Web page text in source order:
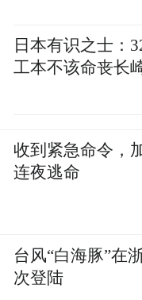
活动当天，岚
路”行驶路线及
日本有识之士：
工本不该命丧长
收到紧急命令，
连夜逃命
台风“白海豚”在
次登陆